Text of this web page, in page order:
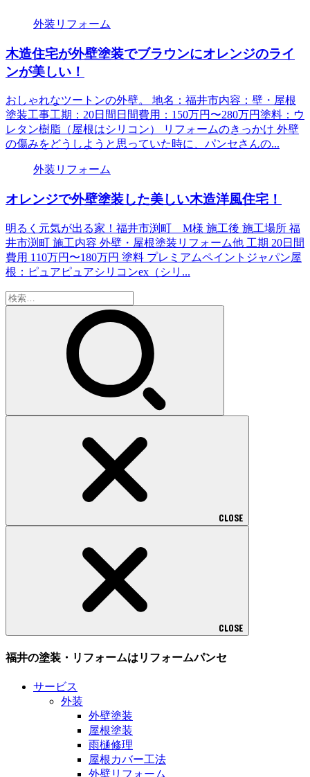
外装リフォーム
木造住宅が外壁塗装でブラウンにオレンジのライ
ンが美しい！
おしゃれなツートンの外壁。 地名：福井市内容：壁・屋根
塗装工事工期：20日間日間費用：150万円〜280万円塗料：ウ
レタン樹脂（屋根はシリコン） リフォームのきっかけ 外壁
の傷みをどうしようと思っていた時に、パンセさんの...
外装リフォーム
オレンジで外壁塗装した美しい木造洋風住宅！
明るく元気が出る家！福井市渕町 M様 施工後 施工場所 福
井市渕町 施工内容 外壁・屋根塗装リフォーム他 工期 20日間
費用 110万円〜180万円 塗料 プレミアムペイントジャパン屋
根：ピュアピュアシリコンex（シリ...
検
索:
CLOSE
CLOSE
福井の塗装・リフォームはリフォームパンセ
サービス
外装
外壁塗装
屋根塗装
雨樋修理
屋根カバー工法
外壁リフォーム